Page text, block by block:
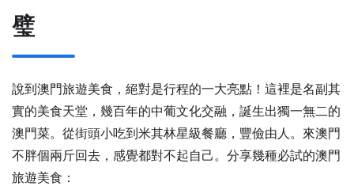
璧
說到澳門旅遊美食，絕對是行程的一大亮點！這裡是名副其
實的美食天堂，幾百年的中葡文化交融，誕生出獨一無二的
澳門菜。從街頭小吃到米其林星級餐廳，豐儉由人。來澳門
不胖個兩斤回去，感覺都對不起自己。分享幾種必試的澳門
旅遊美食：